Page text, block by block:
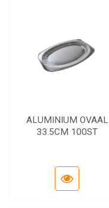
ALUMINIUM OVAAL
33.5CM 100ST